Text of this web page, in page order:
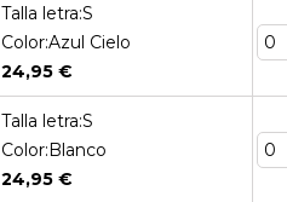
Talla letra:S
Color:Azul Cielo
24,95 €
Talla letra:S
Color:Blanco
24,95 €